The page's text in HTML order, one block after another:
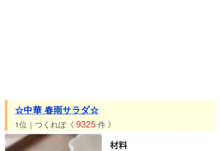
☆中華 春雨サラダ☆
1位｜つくれぽ《 9325件 》